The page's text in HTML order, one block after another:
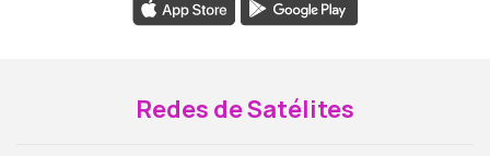
Redes de Satélites